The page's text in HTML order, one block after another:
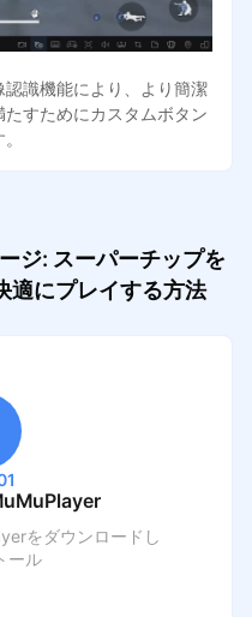
識機能により、より簡潔
すためにカスタムボタン
ジ: スーパーチップを
適にプレイする方法
をダウンロードし
ール